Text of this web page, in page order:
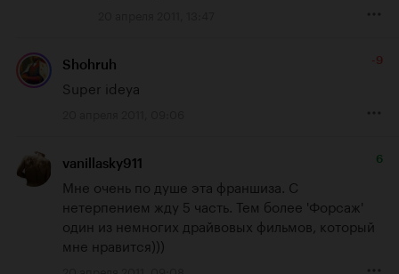
Shohruh -9
Super ideya
vanillasky911 6
Мне очень по душе эта франшиза. С
нетерпением жду 5 часть. Тем более 'Форсаж'
один из немногих драйвовых фильмов, который
мне нравится)))